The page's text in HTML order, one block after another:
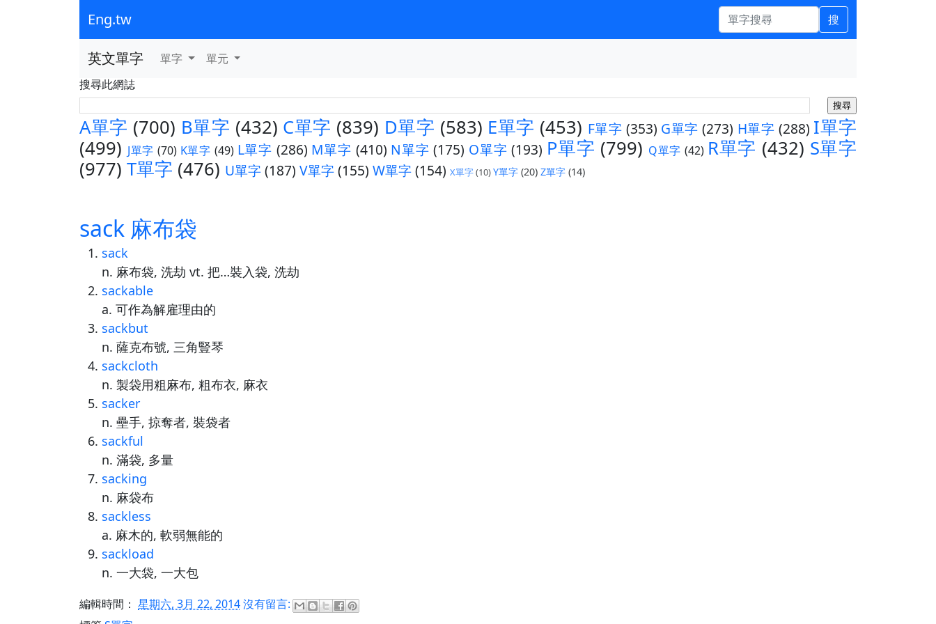
Eng.tw 搜
英文單字 單字
單元
搜尋此網誌
A單字 (700) B單字 (432) C單字 (839) D單字 (583) E單字 (453) F單字 (353) G單字 (273) H單字 (288) I單字
(499) J單字 (70) K單字 (49) L單字 (286) M單字 (410) N單字 (175) O單字 (193) P單字 (799) Q單字 (42) R單字 (432) S單字
(977) T單字 (476) U單字(187) V單字(155) W單字(154) X單字(10)Y單字 (20) Z單字 (14)
sack 麻布袋
sack
n. 麻布袋, 洗劫 vt. 把…裝入袋, 洗劫
sackable
a. 可作為解雇理由的
sackbut
n. 薩克布號, 三角豎琴
sackcloth
n. 製袋用粗麻布, 粗布衣, 麻衣
sacker
n. 壘手, 掠奪者, 裝袋者
sackful
n. 滿袋, 多量
sacking
n. 麻袋布
sackless
a. 麻木的, 軟弱無能的
sackload
n. 一大袋, 一大包
編輯時間： 星期六, 3月 22, 2014沒有留言: